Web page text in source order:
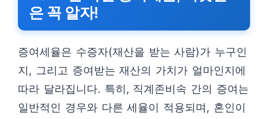
은 꼭 알자!
증여세율은 수증자(재산을 받는 사람)가 누구인
지, 그리고 증여받는 재산의 가치가 얼마인지에
따라 달라집니다. 특히, 직계존비속 간의 증여는
일반적인 경우와 다른 세율이 적용되며, 혼인이